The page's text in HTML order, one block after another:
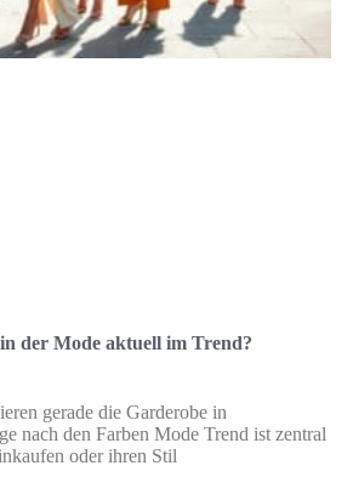
der Mode aktuell im Trend?
gerade die Garderobe in
nach den Farben Mode Trend ist zentral
oder ihren Stil